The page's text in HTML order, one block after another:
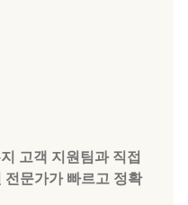
고객 지원팀과 직접
문가가 빠르고 정확